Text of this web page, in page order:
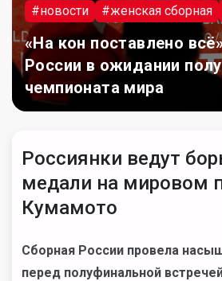
#новости
#женская сборная
«На кон поставлено
России в ожидании
чемпионата мира
Россиянки ведут
медали на мировом
Кумамото
Сборная России провела
перед полуфинальной